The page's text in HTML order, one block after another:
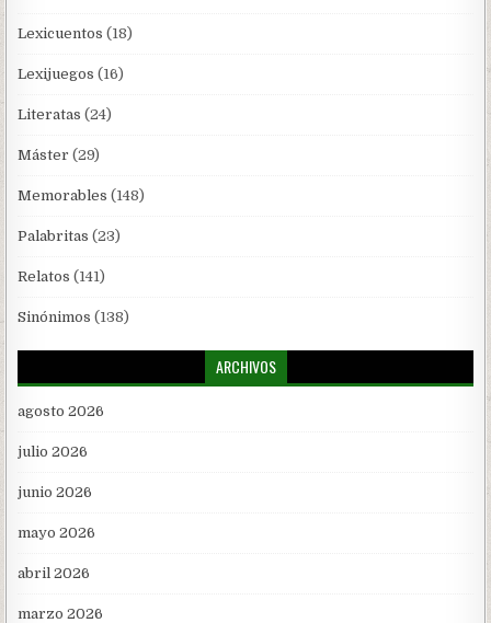
Lexicuentos (18)
Lexijuegos (16)
Literatas (24)
Máster (29)
Memorables (148)
Palabritas (23)
Relatos (141)
Sinónimos (138)
ARCHIVOS
agosto 2026
julio 2026
junio 2026
mayo 2026
abril 2026
marzo 2026